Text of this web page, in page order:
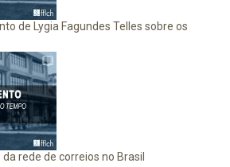
de Lygia Fagundes Telles sobre os
rede de correios no Brasil